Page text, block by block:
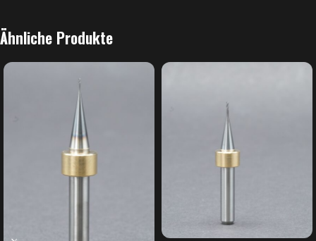
Ähnliche Produkte